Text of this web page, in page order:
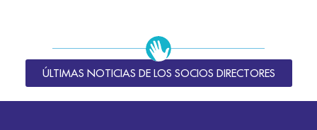
ÚLTIMAS NOTICIAS DE LOS SOCIOS DIRECTORES